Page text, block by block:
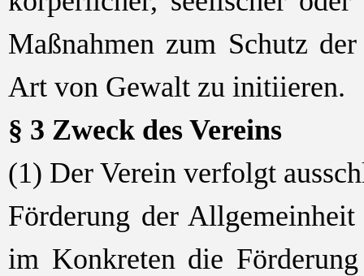
Maßnahmen zum Schutz
Art von Gewalt zu initiieren.
§ 3 Zweck des Vereins
(1) Der Verein verfolgt
Förderung der
im Konkreten die